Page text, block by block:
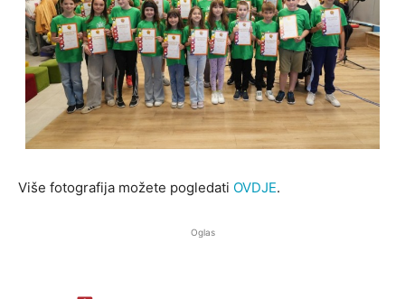
Više fotografija možete pogledati OVDJE.
Oglas